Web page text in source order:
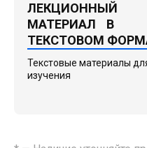
ЛЕКЦИОННЫЙ
МАТЕРИАЛ В
ТЕКСТОВОМ
Текстовые материалы
изучения